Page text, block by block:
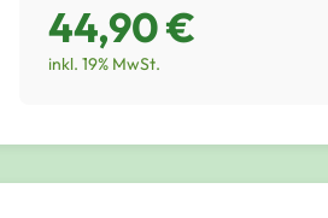
44,90 €
inkl. 19% MwSt.